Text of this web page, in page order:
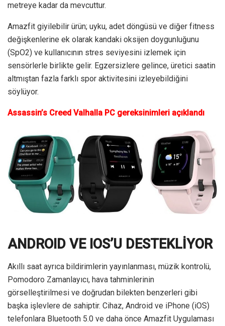
metreye kadar da mevcuttur.
Amazfit giyilebilir ürün; uyku, adet döngüsü ve diğer fitness
değişkenlerine ek olarak kandaki oksijen doygunluğunu
(SpO2) ve kullanıcının stres seviyesini izlemek için
sensörlerle birlikte gelir. Egzersizlere gelince, üretici saatin
altmıştan fazla farklı spor aktivitesini izleyebildiğini
söylüyor.
Assassin’s Creed Valhalla PC gereksinimleri açıklandı
ANDROID VE IOS’U DESTEKLİYOR
Akıllı saat ayrıca bildirimlerin yayınlanması, müzik kontrolü,
Pomodoro Zamanlayıcı, hava tahminlerinin
görselleştirilmesi ve doğrudan bilekten benzerleri gibi
başka işlevlere de sahiptir. Cihaz, Android ve iPhone (iOS)
telefonlara Bluetooth 5.0 ve daha önce Amazfit Uygulaması